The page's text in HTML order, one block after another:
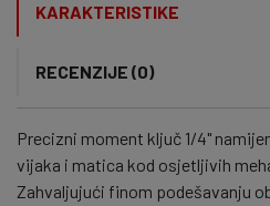
KARAKTERISTIKE
RECENZIJE (0)
Precizni moment ključ 1/4"
vijaka i matica kod osjetljivih
Zahvaljujući finom podešavanju